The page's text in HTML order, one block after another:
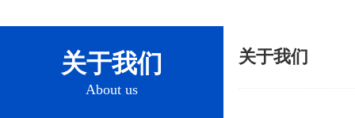
关于我们
About us
关于我们